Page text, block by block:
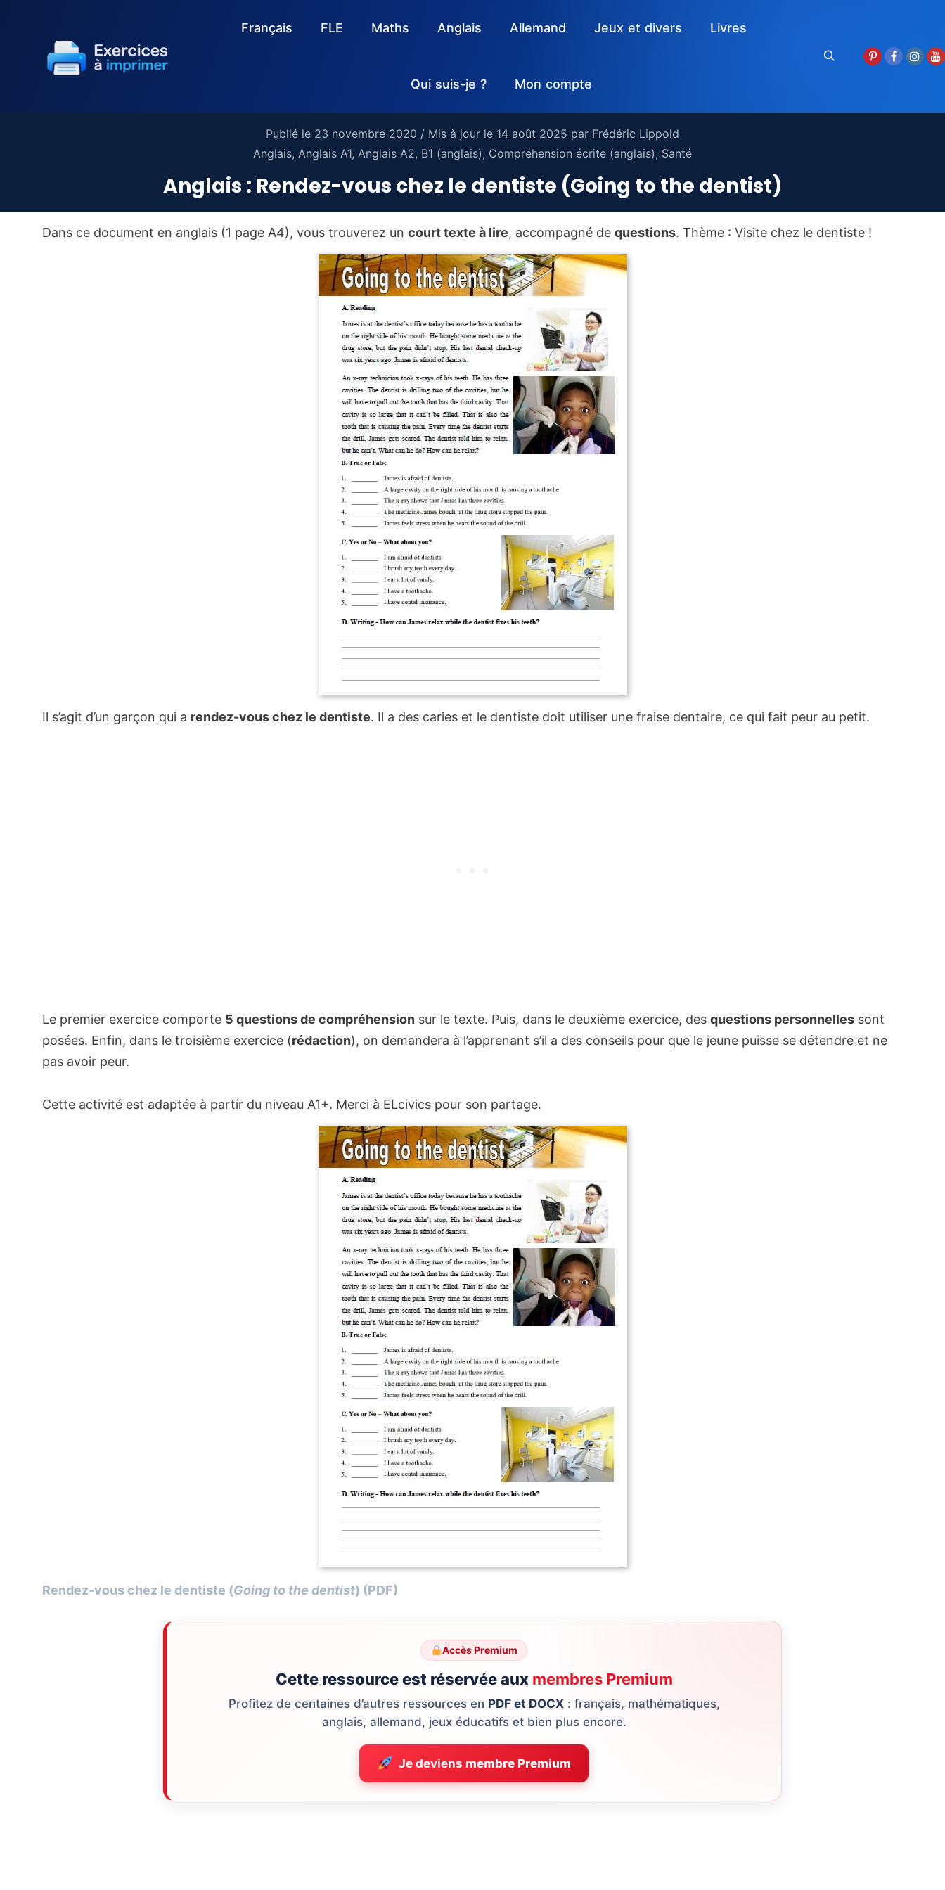
Français FLE Maths Anglais Allemand Jeux et divers Livres
Qui suis-je ? Mon compte
Publié le 23 novembre 2020 / Mis à jour le 14 août 2025 par Frédéric Lippold
Anglais, Anglais A1, Anglais A2, B1 (anglais), Compréhension écrite (anglais), Santé
Anglais : Rendez-vous chez le dentiste (Going to the dentist)
Dans ce document en anglais (1 page A4), vous trouverez un court texte à lire, accompagné de questions. Thème : Visite chez le dentiste !
Il s’agit d’un garçon qui a rendez-vous chez le dentiste. Il a des caries et le dentiste doit utiliser une fraise dentaire, ce qui fait peur au petit.
Le premier exercice comporte 5 questions de compréhension sur le texte. Puis, dans le deuxième exercice, des questions personnelles sont
posées. Enfin, dans le troisième exercice (rédaction), on demandera à l’apprenant s’il a des conseils pour que le jeune puisse se détendre et ne
pas avoir peur.
Cette activité est adaptée à partir du niveau A1+. Merci à ELcivics pour son partage.
Rendez-vous chez le dentiste (Going to the dentist) (PDF)
Accès Premium
Cette ressource est réservée aux membres Premium
Profitez de centaines d’autres ressources en PDF et DOCX: français, mathématiques,
anglais, allemand, jeux éducatifs et bien plus encore.
Je deviens membre Premium